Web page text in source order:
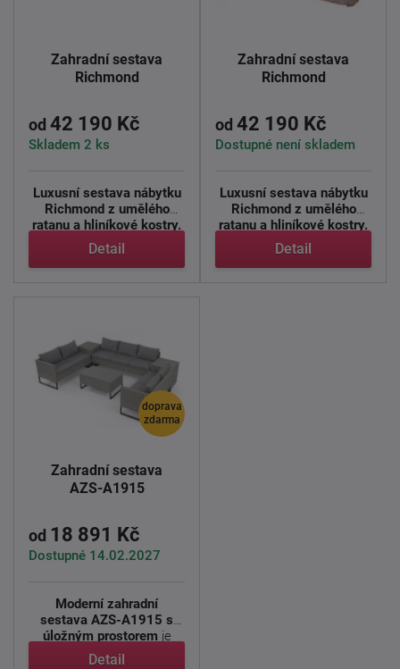
Zahradní sestava
Richmond
od 42 190 Kč
Skladem 2 ks
Luxusní sestava nábytku
Richmond z umělého
ratanu a hliníkové kostry.
...
Detail
Zahradní sestava
Richmond
od 42 190 Kč
Dostupné není skladem
Luxusní sestava nábytku
Richmond z umělého
ratanu a hliníkové kostry.
...
Detail
doprava
zdarma
Zahradní sestava
AZS-A1915
od 18 891 Kč
Dostupné 14.02.2027
Moderní zahradní
sestava AZS-A1915 s
úložným prostorem je
skvělou ...
Detail